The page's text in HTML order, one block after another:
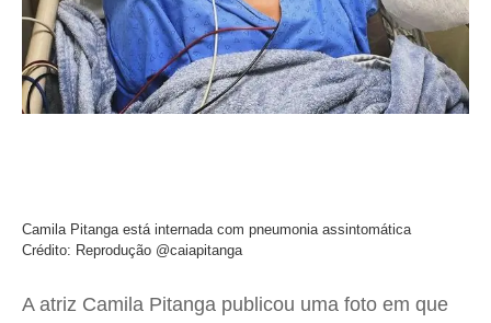
Camila Pitanga está internada com pneumonia assintomática
Crédito: Reprodução @caiapitanga
A atriz Camila Pitanga publicou uma foto em que